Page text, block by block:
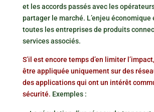
et les accords passés avec les
partager le marché. L’enjeu économique
toutes les entreprises de produits
services associés.
S’il est encore temps d’en limiter
être appliquée uniquement sur des
des applications qui ont un intérêt
sécurité. Exemples :